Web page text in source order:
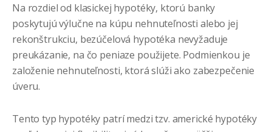
Na rozdiel od klasickej hypotéky, ktorú banky
poskytujú výlučne na kúpu nehnuteľnosti alebo jej
rekonštrukciu, bezúčelová hypotéka nevyžaduje
preukázanie, na čo peniaze použijete. Podmienkou je
založenie nehnuteľnosti, ktorá slúži ako zabezpečenie
úveru.
Tento typ hypotéky patrí medzi tzv. americké hypotéky